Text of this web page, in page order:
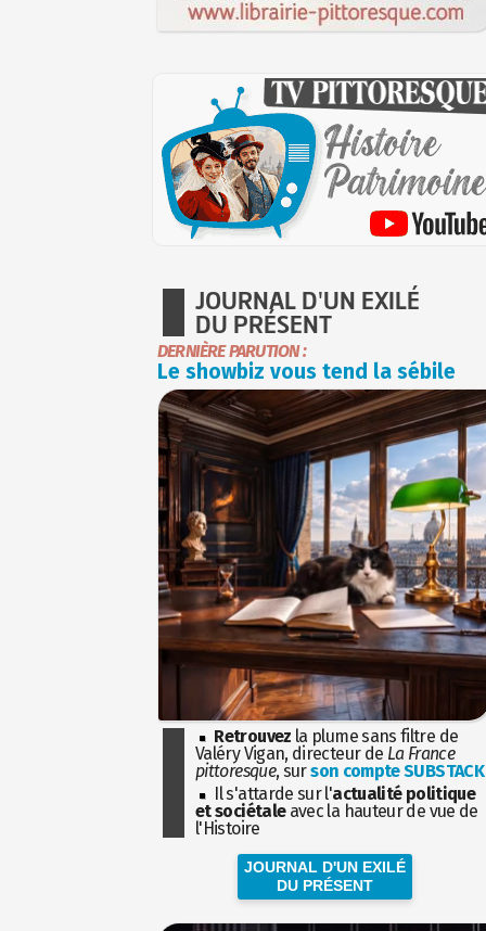
JOURNAL D'UN EXILÉ
DU PRÉSENT
DERNIÈRE PARUTION :
Le showbiz vous tend la sébile
Retrouvez la plume sans filtre de
Valéry Vigan, directeur de La France
pittoresque, surson compte SUBSTACK
Il s'attarde sur l'actualité politique
et sociétaleavec la hauteur de vue de
l'Histoire
JOURNAL D'UN EXILÉ
DU PRÉSENT